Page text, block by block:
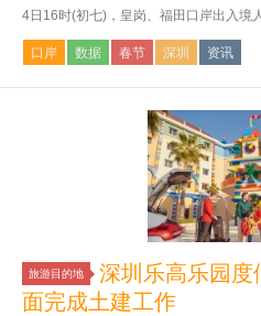
4日16时(初七)，皇岗、福田口岸出入境
口岸 数据 春节 深圳 资讯
旅游目的地
深圳乐高乐园度
面完成土建工作